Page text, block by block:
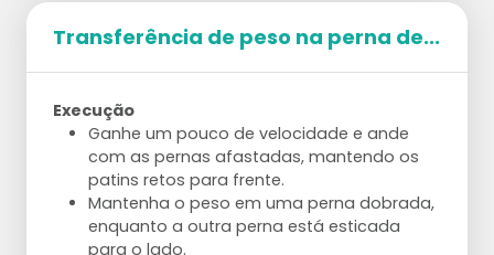
Transferência de peso na perna de...
Execução
Ganhe um pouco de velocidade e ande
com as pernas afastadas, mantendo os
patins retos para frente.
Mantenha o peso em uma perna dobrada,
enquanto a outra perna está esticada
para o lado.